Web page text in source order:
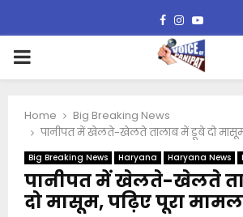
Facebook
Instagram
Youtube
PRIMARY
Home
Big Breaking News
पानीपत में खेलते-खेलते तालाब में डूबे दो मासूम,
Big Breaking News Haryana Haryana News
पानीपत में खेलते-खेलते
दो मासूम, पढ़िए पूरा